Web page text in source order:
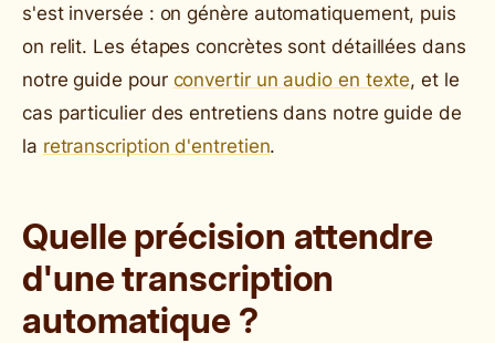
s'est inversée : on génère automatiquement, puis
on relit. Les étapes concrètes sont détaillées dans
notre guide pour convertir un audio en texte, et le
cas particulier des entretiens dans notre guide de
la retranscription d'entretien.
Quelle précision attendre
d'une transcription
automatique ?